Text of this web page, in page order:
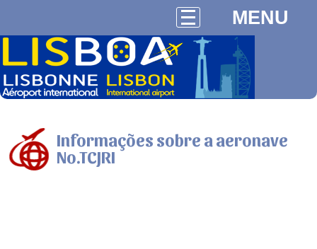
MENU
Informações sobre a aeronave
No.TCJRI